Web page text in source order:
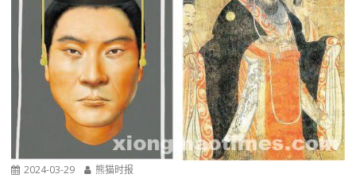
2024-03-29 熊猫时报